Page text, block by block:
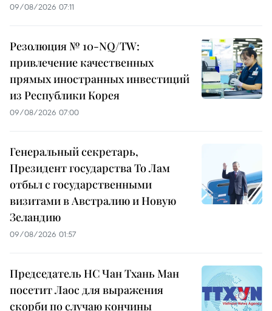
09/08/2026 07:11
Резолюция № 10-NQ/TW:
привлечение качественных
прямых иностранных инвестиций
из Республики Корея
09/08/2026 07:00
Генеральный секретарь,
Президент государства То Лам
отбыл с государственными
визитами в Австралию и Новую
Зеландию
09/08/2026 01:57
Председатель НС Чан Тхань Ман
посетит Лаос для выражения
скорби по случаю кончины